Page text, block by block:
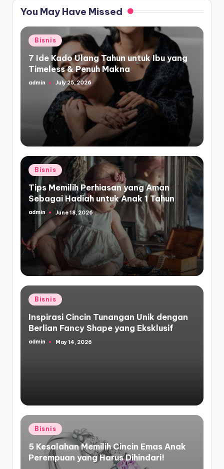
You May Have Missed
Posted
Bisnis
7 Ide Kado Ulang Tahun untuk Ibu yang
Timeless & Penuh Makna
Posted
admin July 25, 2026
Posted
Bisnis
Tips Memilih Perhiasan yang Aman
Sebagai Hadiah untuk Anak 1 Tahun
Posted
admin June 18, 2026
Posted
Bisnis
Inspirasi Cincin Tunangan Unik dengan
Berlian Fancy Shape yang Eksklusif
Posted
admin May 14, 2026
Posted
Bisnis
5 Kesalahan Memilih Cincin Emas Anak
Perempuan yang Harus Dihindari!